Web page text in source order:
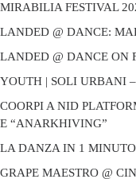
MIRABILIA FESTIVAL
LANDED @ DANCE:
LANDED @ DANCE ON
YOUTH | SOLI URBANI
COORPI A NID
E “ANARKHIVING”
LA DANZA IN 1
GRAPE MAESTRO @